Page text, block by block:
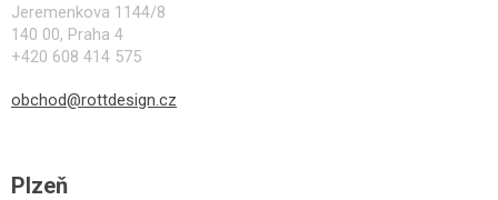
Jeremenkova 1144/8
140 00, Praha 4
+420 608 414 575
obchod@rottdesign.cz
Plzeň